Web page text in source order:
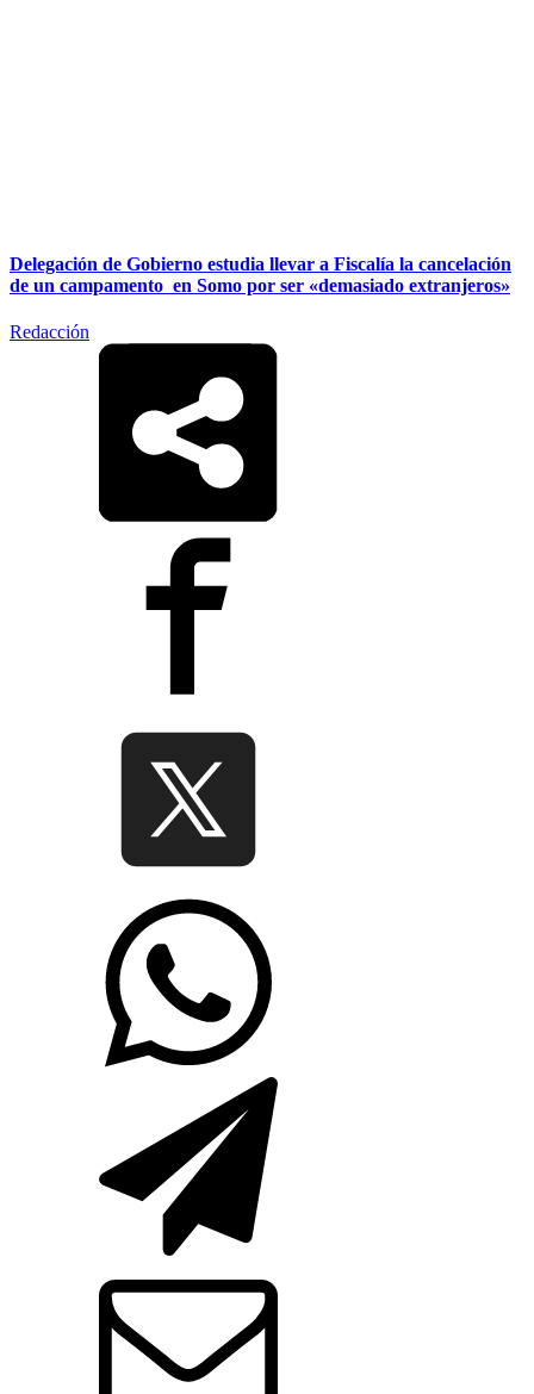
Delegación de Gobierno estudia llevar a Fiscalía la cancelación
de un campamento en Somo por ser «demasiado extranjeros»
Redacción